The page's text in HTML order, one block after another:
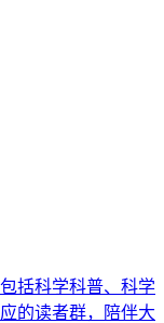
括科学科普、科学
的读者群，陪伴大